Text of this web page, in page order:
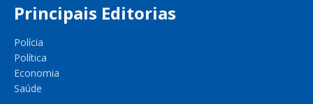
Principais Editorias
Polícia
Política
Economia
Saúde